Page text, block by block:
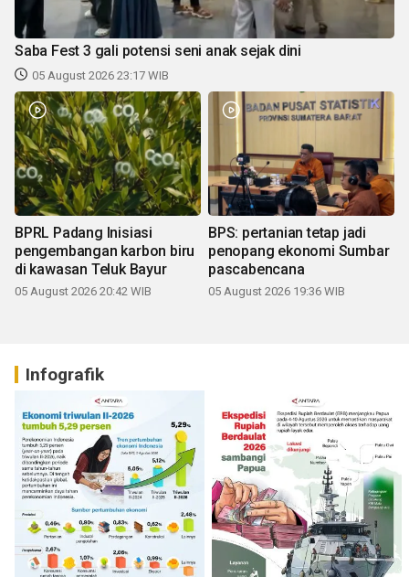
Saba Fest 3 gali potensi seni anak sejak dini
05 August 2026 23:17 WIB
BPRL Padang Inisiasi
pengembangan karbon biru
di kawasan Teluk Bayur
05 August 2026 20:42 WIB
BPS: pertanian tetap jadi
penopang ekonomi Sumbar
pascabencana
05 August 2026 19:36 WIB
Infografik